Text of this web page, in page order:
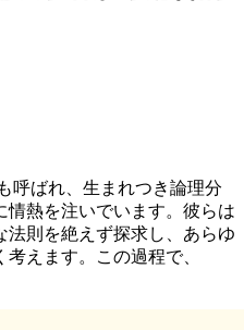
呼ばれ、生まれつき論理分
熱を注いでいます。彼らは
則を絶えず探求し、あらゆ
えます。この過程で、